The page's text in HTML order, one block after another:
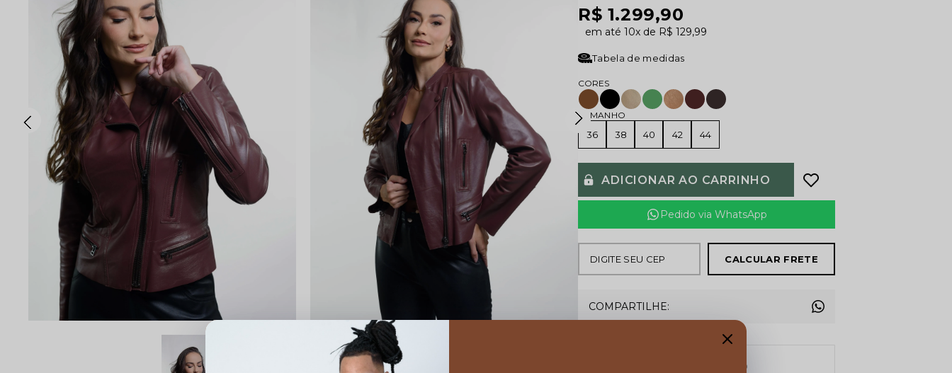
R$ 1.299,90
10x R$ 129,99
Tabela de medidas
TAMANHO
36 38 40 42 44
ADICIONAR AO CARRINHO
Pedido via WhatsApp
CALCULAR FRETE
COMPARTILHE:
Acima de R$ 599,00